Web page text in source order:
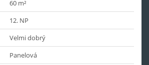
60 m²
12. NP
Velmi dobrý
Panelová